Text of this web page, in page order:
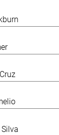
Silva